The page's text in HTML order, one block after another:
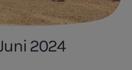
2024